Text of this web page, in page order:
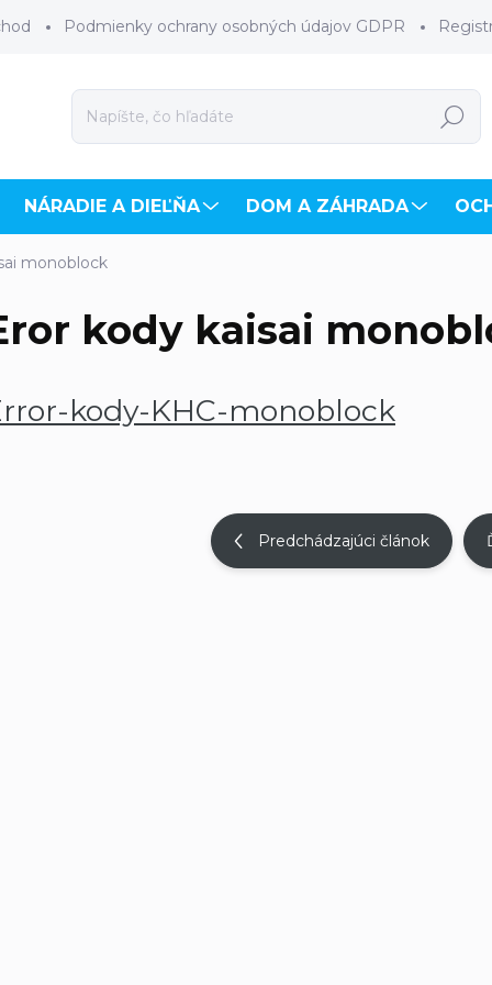
Podmienky ochrany osobných údajov GDPR
Hľadať
NÁRADIE A DIEĽŇA DOM A ZÁHRADA
monoblock
kody kaisai
kody-KHC-monoblock
Predchádzajúci článok